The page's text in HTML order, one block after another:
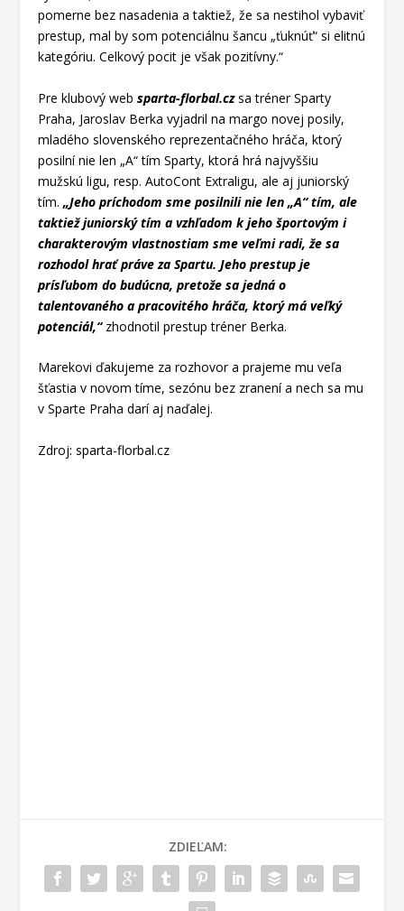
pomerne bez nasadenia a taktiež, že sa nestihol vybaviť
prestup, mal by som potenciálnu šancu „ťuknúť“ si elitnú
kategóriu. Celkový pocit je však pozitívny.“
Pre klubový websparta-florbal.cz sa tréner Sparty
Praha, Jaroslav Berka vyjadril na margo novej posily,
mladého slovenského reprezentačného hráča, ktorý
posilní nie len „A“ tím Sparty, ktorá hrá najvyššiu
mužskú ligu, resp. AutoCont Extraligu, ale aj juniorský
tím. „Jeho príchodom sme posilnili nie len „A“ tím, ale
taktiež juniorský tím a vzhľadom k jeho športovým i
charakterovým vlastnostiam sme veľmi radi, že sa
rozhodol hrať práve za Spartu. Jeho prestup je
prísľubom do budúcna, pretože sa jedná o
talentovaného a pracovitého hráča, ktorý má veľký
potenciál,“ zhodnotil prestup tréner Berka.
Marekovi ďakujeme za rozhovor a prajeme mu veľa
šťastia v novom tíme, sezónu bez zranení a nech sa mu
v Sparte Praha darí aj naďalej.
Zdroj: sparta-florbal.cz
ZDIEĽAM: